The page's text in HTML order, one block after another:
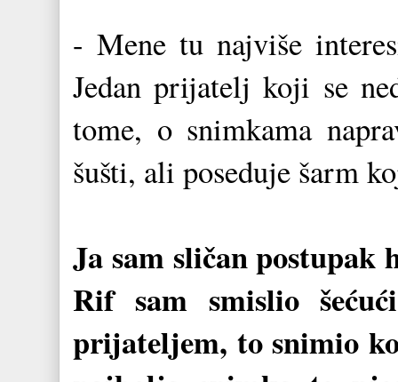
- Mene tu najviše
Jedan prijatelj koji se
tome, o snimkama
šušti, ali poseduje šarm
Ja sam sličan
Rif sam smislio
prijateljem, to snimio